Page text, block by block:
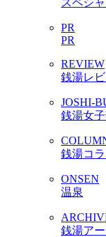
PR
PR
REVIEW
銭湯レ
JOSHI-
銭湯女
銭湯コ
ONSEN
温泉
銭湯ア